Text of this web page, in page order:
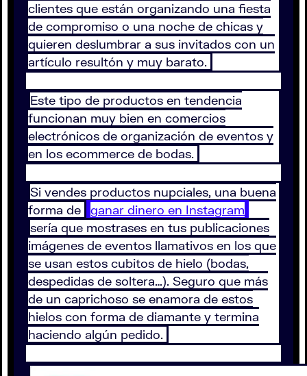
clientes que están organizando una fiesta
de compromiso o una noche de chicas y
quieren deslumbrar a sus invitados con un
artículo resultón y muy barato.
Este tipo de productos en tendencia
funcionan muy bien en comercios
electrónicos de organización de eventos y
en los ecommerce de bodas.
Si vendes productos nupciales, una buena
forma de
ganar dinero en Instagram
sería que mostrases en tus publicaciones
imágenes de eventos llamativos en los que
se usan estos cubitos de hielo (bodas,
despedidas de soltera…). Seguro que más
de un caprichoso se enamora de estos
hielos con forma de diamante y termina
haciendo algún pedido.